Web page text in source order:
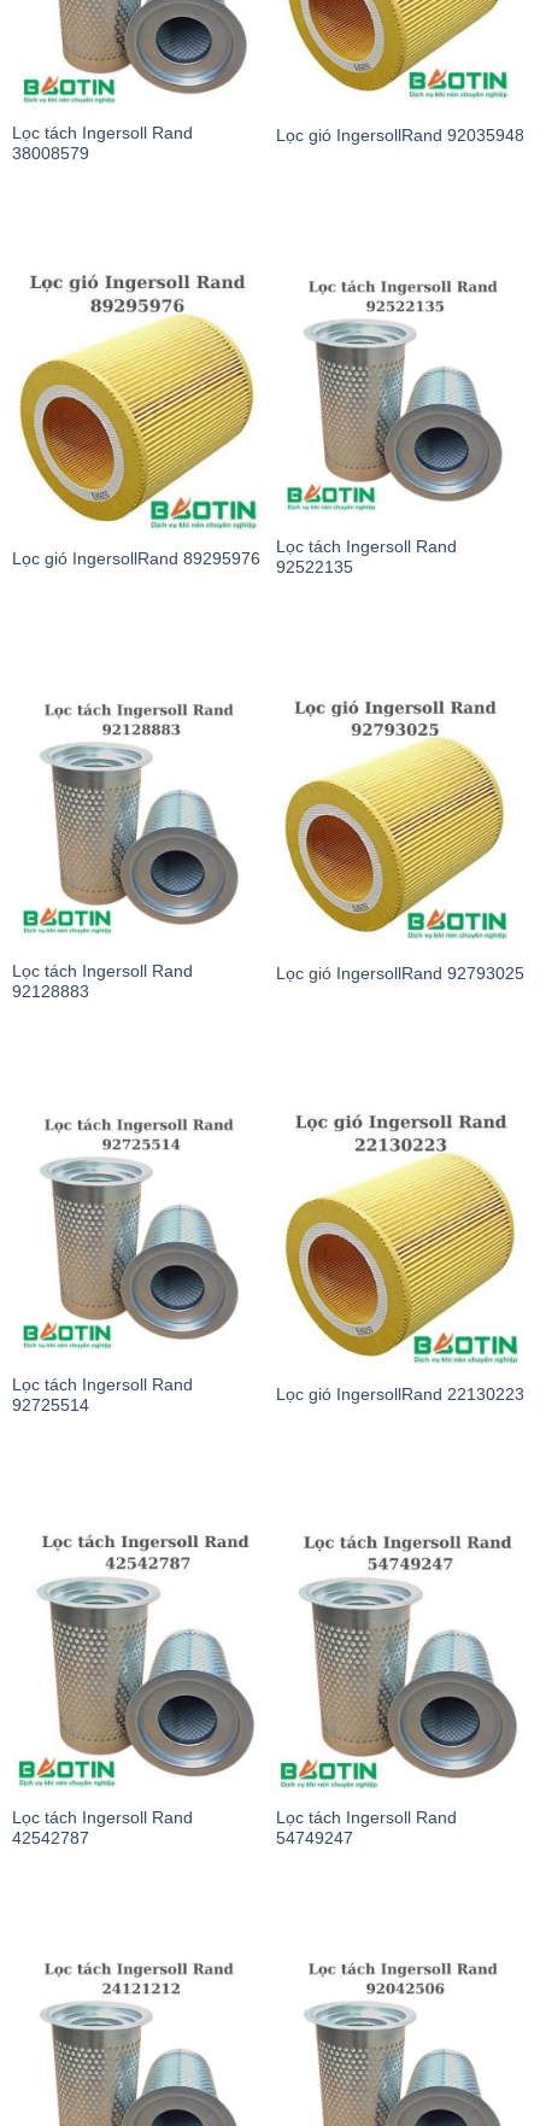
Lọc tách Ingersoll Rand
38008579
Lọc gió IngersollRand 92035948
Lọc gió IngersollRand 89295976
Lọc tách Ingersoll Rand
92522135
Lọc tách Ingersoll Rand
92128883
Lọc gió IngersollRand 92793025
Lọc tách Ingersoll Rand
92725514
Lọc gió IngersollRand 22130223
Lọc tách Ingersoll Rand
42542787
Lọc tách Ingersoll Rand
54749247